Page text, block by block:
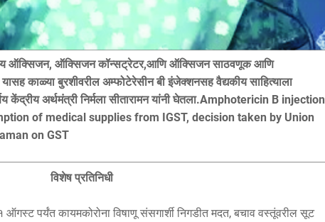
ऑक्सिजन, ऑक्सिजन कॉन्सट्रेटर,आणि ऑक्सिजन साठवणूक आणि
काळ्या बुरशीवरील अम्फोटेरेसीन बी इंजेक्शनसह वैद्यकीय साहित्याला
केंद्रीय अर्थमंत्री निर्मला सीतारामन यांनी घेतला.Amphotericin B injection
of medical supplies from IGST, decision taken by Union
on GST
विशेष प्रतिनिधी
ऑगस्ट पर्यंत कायमकोरोना विषाणू संसगार्शी निगडीत मदत, बचाव वस्तूंवरील सूट